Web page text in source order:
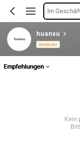
Im
huanxu
Verkäufer
Empfehlungen
Kein